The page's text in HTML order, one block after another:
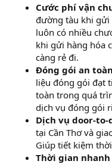
Cước phí vận
đường tàu khi gửi
luôn có nhiều
khi gửi hàng hóa
càng rẻ đi.
Đóng gói an
liệu đóng gói đạt
toàn trong quá
dịch vụ đóng gói
Dịch vụ door-
tại Cần Thơ và
Giúp tiết kiệm
Thời gian nhanh